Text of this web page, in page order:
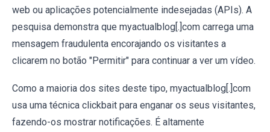
web ou aplicações potencialmente indesejadas (APIs). A
pesquisa demonstra que myactualblog[.]com carrega uma
mensagem fraudulenta encorajando os visitantes a
clicarem no botão "Permitir" para continuar a ver um vídeo.
Como a maioria dos sites deste tipo, myactualblog[.]com
usa uma técnica clickbait para enganar os seus visitantes,
fazendo-os mostrar notificações. É altamente